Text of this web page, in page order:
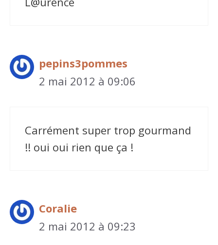
pepins3pommes
2 mai 2012 à 09:06
Carrément super trop gourmand
!! oui oui rien que ça !
Coralie
2 mai 2012 à 09:23